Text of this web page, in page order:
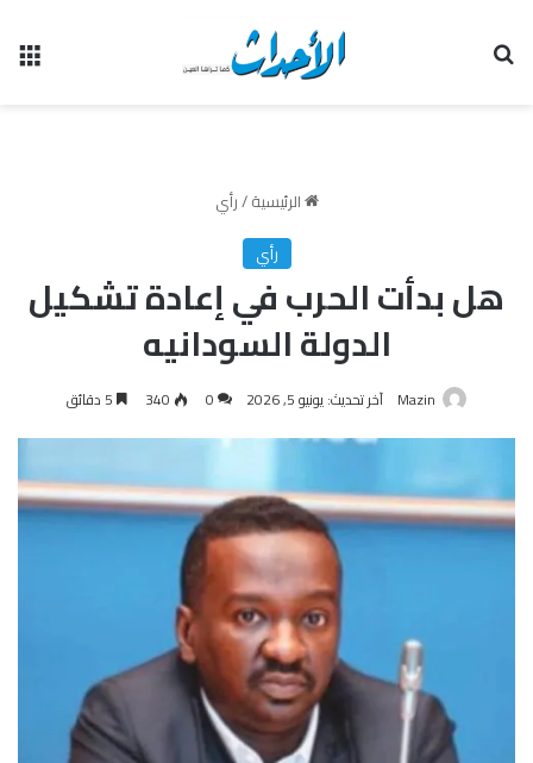
الرئيسية/رأي
رأي
هل بدأت الحرب في إعادة تشكيل
الدولة السودانيه
Mazin آخر تحديث: يونيو 5, 2026 0
340